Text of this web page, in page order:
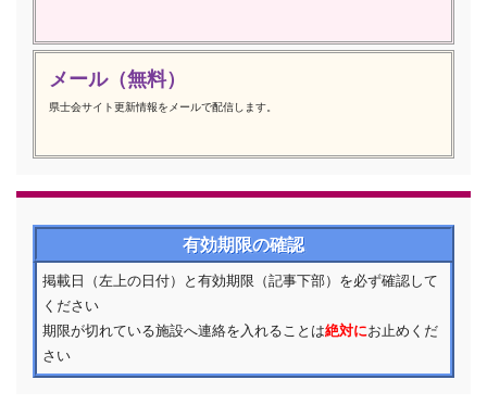
メール（無料）
県士会サイト更新情報をメールで配信します。
有効期限の確認
掲載日（左上の日付）と有効期限（記事下部）を必ず確認して
ください
期限が切れている施設へ連絡を入れることは絶対にお止めくだ
さい